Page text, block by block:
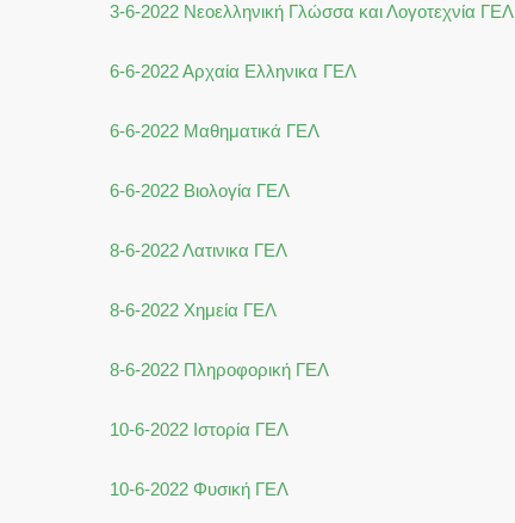
3-6-2022 Νεοελληνική Γλώσσα και Λογοτεχνία ΓΕΛ
6-6-2022 Αρχαία Ελληνικα ΓΕΛ
6-6-2022 Μαθηματικά ΓΕΛ
6-6-2022 Βιολογία ΓΕΛ
8-6-2022 Λατινικα ΓΕΛ
8-6-2022 Χημεία ΓΕΛ
8-6-2022 Πληροφορική ΓΕΛ
10-6-2022 Ιστορία ΓΕΛ
10-6-2022 Φυσική ΓΕΛ